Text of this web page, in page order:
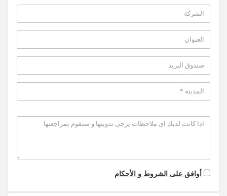
أوافق على الشروط و الأحكام